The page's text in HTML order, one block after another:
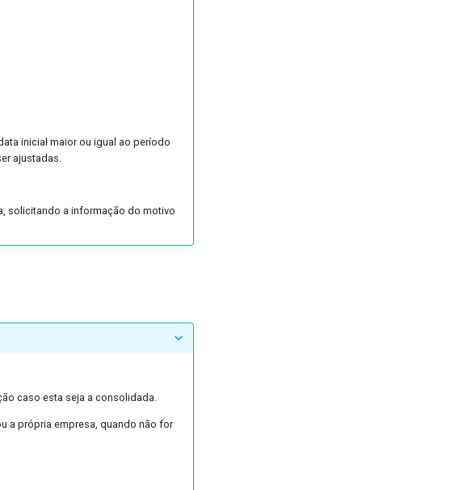
inicial maior ou igual ao período
ajustadas.
solicitando a informação do motivo
caso esta seja a consolidada.
a própria empresa, quando não for